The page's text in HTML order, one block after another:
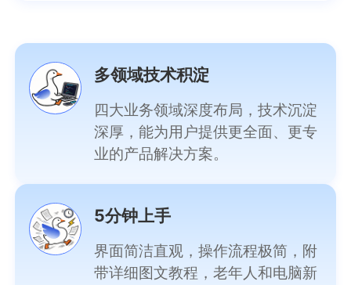
多领域技术积淀
四大业务领域深度布局，技术沉淀
深厚，能为用户提供更全面、更专
业的产品解决方案。
5分钟上手
界面简洁直观，操作流程极简，附
带详细图文教程，老年人和电脑新